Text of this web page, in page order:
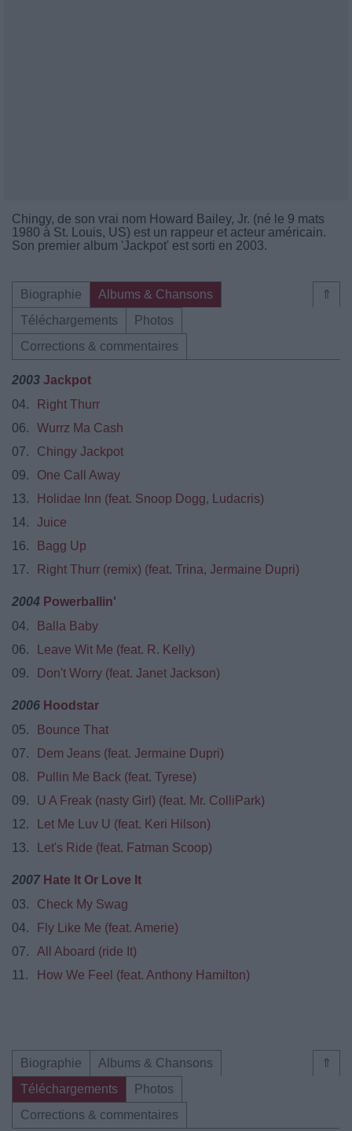
Chingy, de son vrai nom Howard Bailey, Jr. (né le 9 mats
1980 à St. Louis, US) est un rappeur et acteur américain.
Son premier album 'Jackpot' est sorti en 2003.
⇑
Biographie
Albums & Chansons
Téléchargements
Photos
Corrections & commentaires
2003 Jackpot
04.
Right Thurr
06.
Wurrz Ma Cash
07.
Chingy Jackpot
09.
One Call Away
13.
Holidae Inn (feat. Snoop Dogg, Ludacris)
14.
Juice
16.
Bagg Up
17.
Right Thurr (remix) (feat. Trina, Jermaine Dupri)
2004 Powerballin'
04.
Balla Baby
06.
Leave Wit Me (feat. R. Kelly)
09.
Don't Worry (feat. Janet Jackson)
2006 Hoodstar
05.
Bounce That
07.
Dem Jeans (feat. Jermaine Dupri)
08.
Pullin Me Back (feat. Tyrese)
09.
U A Freak (nasty Girl) (feat. Mr. ColliPark)
12.
Let Me Luv U (feat. Keri Hilson)
13.
Let's Ride (feat. Fatman Scoop)
2007 Hate It Or Love It
03.
Check My Swag
04.
Fly Like Me (feat. Amerie)
07.
All Aboard (ride It)
11.
How We Feel (feat. Anthony Hamilton)
⇑
Biographie
Albums & Chansons
Téléchargements
Photos
Corrections & commentaires